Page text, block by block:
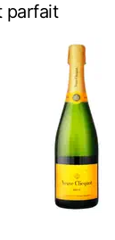
parfait